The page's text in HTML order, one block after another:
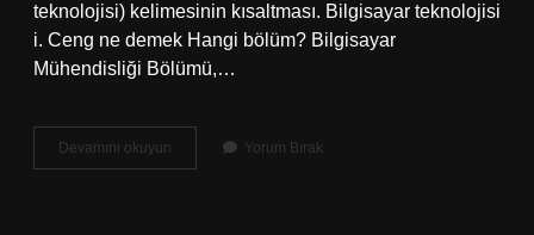
teknolojisi) kelimesinin kısaltması. Bilgisayar teknolojisi
i. Ceng ne demek Hangi bölüm? Bilgisayar
Mühendisliği Bölümü,…
Devamını okuyun
Anlamı
Yorum Bırak